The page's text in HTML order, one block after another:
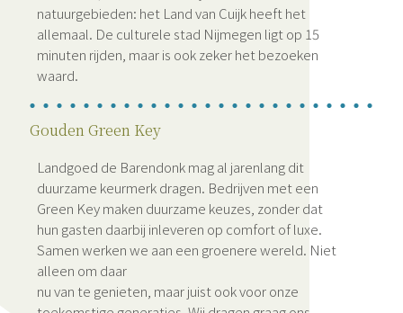
natuurgebieden: het Land van Cuijk heeft het
allemaal. De culturele stad Nijmegen ligt op 15
minuten rijden, maar is ook zeker het bezoeken
waard.
Gouden Green Key
Landgoed de Barendonk mag al jarenlang dit
duurzame keurmerk dragen. Bedrijven met een
Green Key maken duurzame keuzes, zonder dat
hun gasten daarbij inleveren op comfort of luxe.
Samen werken we aan een groenere wereld. Niet
alleen om daar
nu van te genieten, maar juist ook voor onze